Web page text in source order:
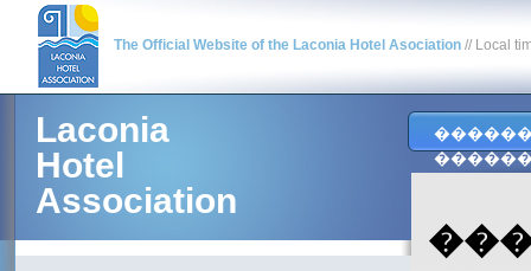
The Official Website of the Laconia Hotel Asociation // Local
Laconia
Hotel
Association